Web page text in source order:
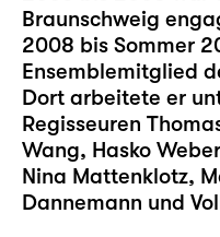
Braunschweig
2008 bis Sommer
Ensemblemitglied
Dort arbeitete er
Regisseuren
Wang, Hasko
Nina Mattenklotz,
Dannemann und